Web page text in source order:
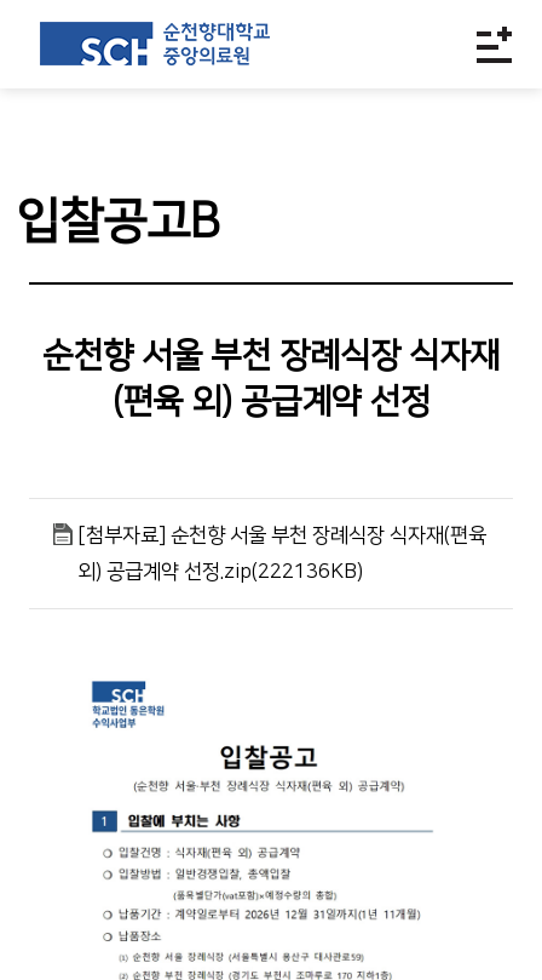
입찰공고B
순천향 서울 부천 장례식장 식자재
(편육 외) 공급계약 선정
[첨부자료] 순천향 서울 부천 장례식장 식자재(편육
외) 공급계약 선정.zip(222136KB)